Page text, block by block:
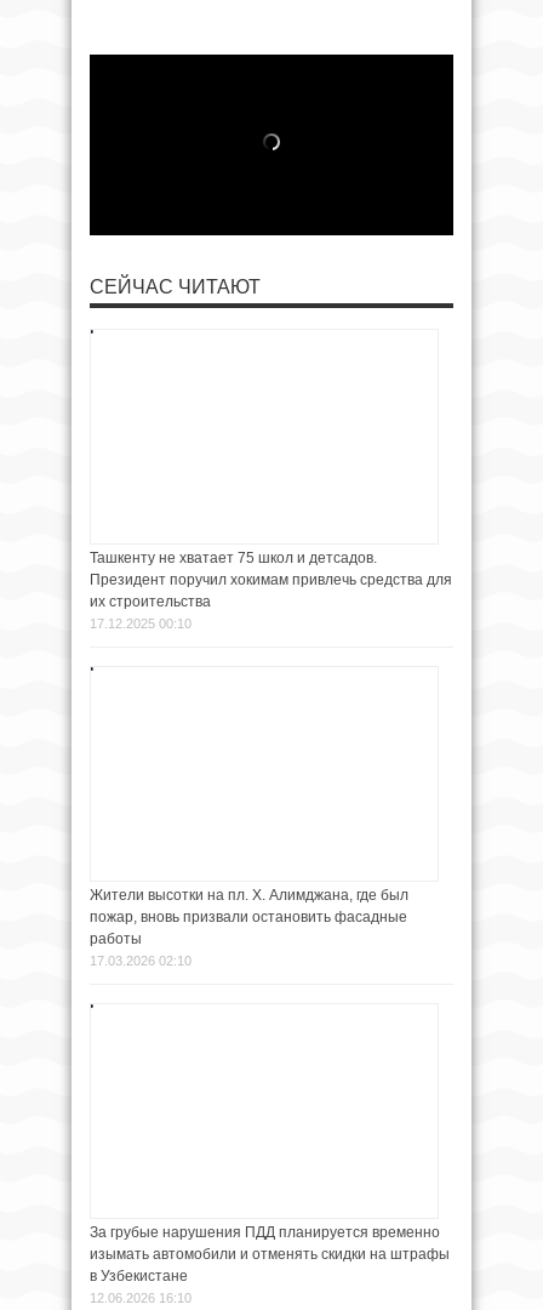
СЕЙЧАС ЧИТАЮТ
Ташкенту не хватает 75 школ и детсадов.
Президент поручил хокимам привлечь средства для
их строительства
17.12.2025 00:10
Жители высотки на пл. Х. Алимджана, где был
пожар, вновь призвали остановить фасадные
работы
17.03.2026 02:10
За грубые нарушения ПДД планируется временно
изымать автомобили и отменять скидки на штрафы
в Узбекистане
12.06.2026 16:10